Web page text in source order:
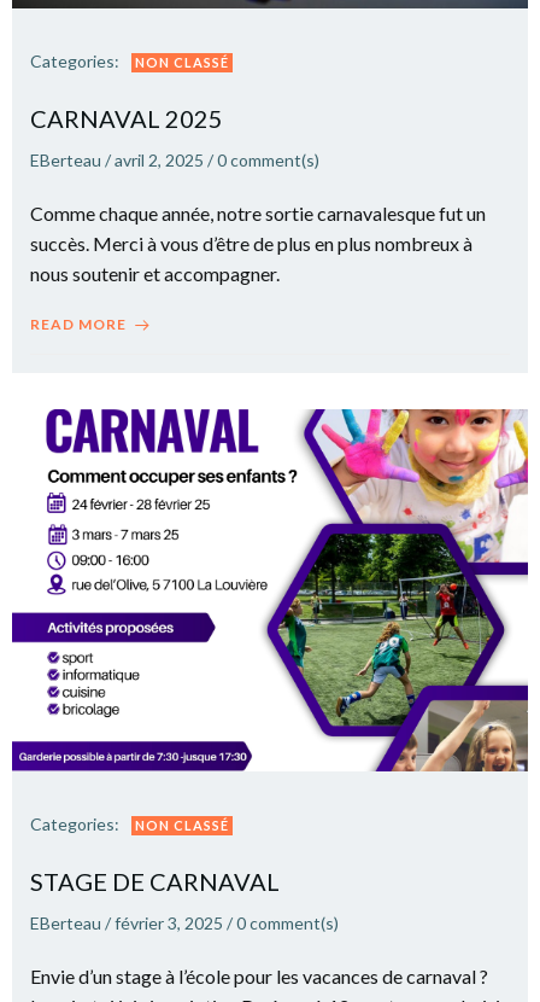
Categories: NON CLASSÉ
CARNAVAL 2025
EBerteau /avril 2, 2025 /0comment(s)
Comme chaque année, notre sortie carnavalesque fut un
succès. Merci à vous d’être de plus en plus nombreux à
nous soutenir et accompagner.
READ MORE
Categories: NON CLASSÉ
STAGE DE CARNAVAL
EBerteau /février 3, 2025 /0comment(s)
Envie d’un stage à l’école pour les vacances de carnaval ?